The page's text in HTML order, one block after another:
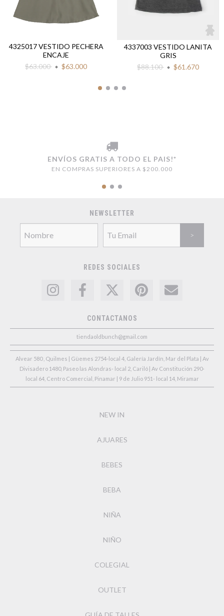
4325017 VESTIDO PECHERA
ENCAJE
$63.000
$63.000
4337003 VESTIDO LANITA
GRIS
$88.100
$61.670
ENVÍOS GRATIS A TODO EL PAIS!*
EN COMPRAS SUPERIORES A $200.000
NEWSLETTER
REDES SOCIALES
CONTACTANOS
tiendaoldbunch@gmail.com
Alvear 580 , Quilmes | Güemes 2754-local 4, Galería Jardín, Mar del Plata | Av
Divisadero 1480, Paseo las Alondras- local 2, Cariló | Av Constitución 290-
local 64, Centro Comercial, Pinamar | 9 de Julio 951- local 14, Miramar
NEW IN
AJUARES
BEBES
BEBA
NIÑA
NIÑO
COLEGIAL
OUTLET